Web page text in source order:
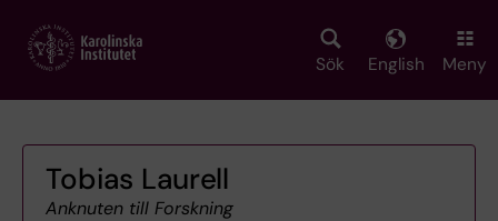
main
Sök English Meny
Tobias Laurell
Anknuten till Forskning